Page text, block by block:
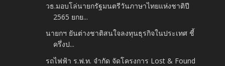
วธ.มอบโล่นายกรัฐมนตรีวันภาษาไทยแห่งชาติปี
2565 ยกย...
นายกฯ ยันต่างชาติสนใจลงทุนธุรกิจในประเทศ ชี้
ครึ่งป...
รถไฟฟ้า ร.ฟ.ท. จำกัด จัดโครงการ Lost & Found